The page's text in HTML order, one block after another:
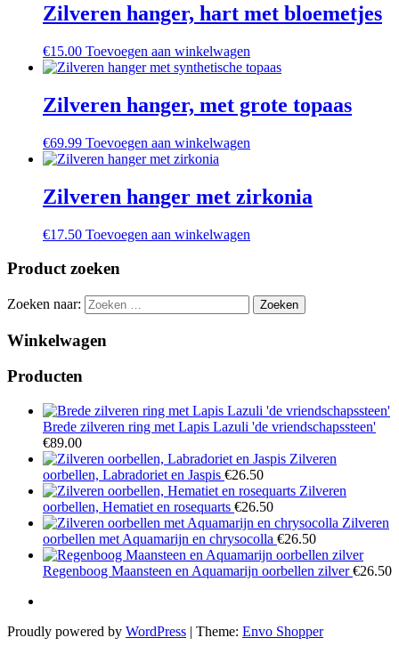
Zilveren hanger, hart met bloemetjes
€15.00 Toevoegen aan winkelwagen
Zilveren hanger, met grote topaas
€69.99 Toevoegen aan winkelwagen
Zilveren hanger met zirkonia
€17.50 Toevoegen aan winkelwagen
Product zoeken
Zoeken naar:
Winkelwagen
Producten
Brede zilveren ring met Lapis Lazuli 'de vriendschapssteen'
€89.00
Zilveren
oorbellen, Labradoriet en Jaspis €26.50
Zilveren
oorbellen, Hematiet en rosequarts €26.50
Zilveren
oorbellen met Aquamarijn en chrysocolla €26.50
Regenboog Maansteen en Aquamarijn oorbellen zilver €26.50
Proudly powered by WordPress | Theme: Envo Shopper